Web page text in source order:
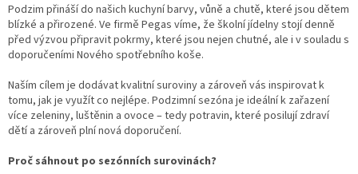
Podzim přináší do našich kuchyní barvy, vůně a chutě, které jsou dětem
blízké a přirozené. Ve firmě Pegas víme, že školní jídelny stojí denně
před výzvou připravit pokrmy, které jsou nejen chutné, ale i v souladu s
doporučeními Nového spotřebního koše.
Naším cílem je dodávat kvalitní suroviny a zároveň vás inspirovat k
tomu, jak je využít co nejlépe. Podzimní sezóna je ideální k zařazení
více zeleniny, luštěnin a ovoce – tedy potravin, které posilují zdraví
dětí a zároveň plní nová doporučení.
Proč sáhnout po sezónních surovinách?